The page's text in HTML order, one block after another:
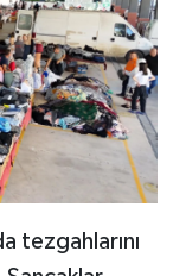
tezgahlarını